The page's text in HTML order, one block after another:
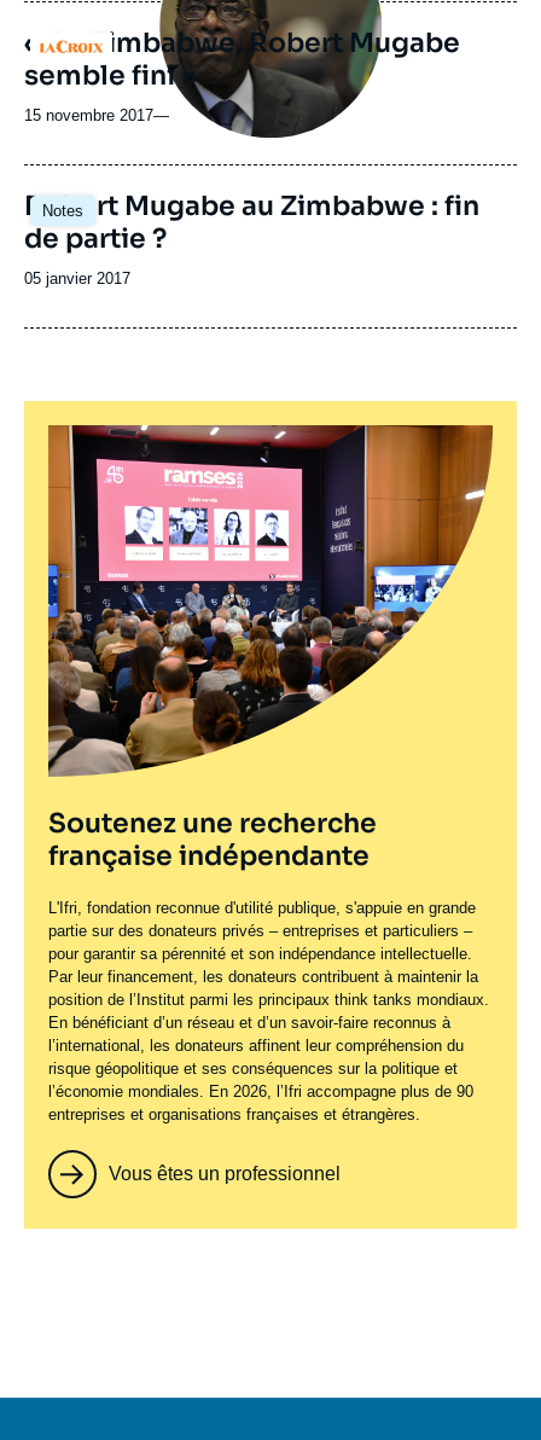
Logo
« Au Zimbabwe, Robert Mugabe
semble fini »
15 novembre 2017—
Notes
Image
principale
Robert Mugabe au Zimbabwe : fin
de partie ?
Date
publication
05 janvier 2017
Soutenez une recherche
française indépendante
L'Ifri, fondation reconnue d'utilité publique, s'appuie en grande
partie sur des donateurs privés – entreprises et particuliers –
pour garantir sa pérennité et son indépendance intellectuelle.
Par leur financement, les donateurs contribuent à maintenir la
position de l’Institut parmi les principaux think tanks mondiaux.
En bénéficiant d’un réseau et d’un savoir-faire reconnus à
l’international, les donateurs affinent leur compréhension du
risque géopolitique et ses conséquences sur la politique et
l’économie mondiales. En 2026, l’Ifri accompagne plus de 90
entreprises et organisations françaises et étrangères.
Vous êtes un professionnel